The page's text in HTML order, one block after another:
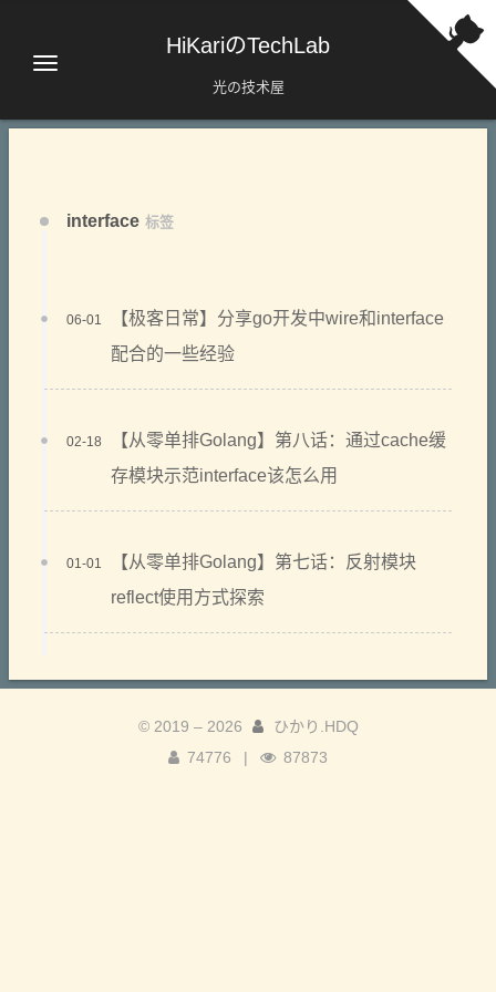
HiKariのTechLab
光の技术屋
interface 标签
【极客日常】分享go开发中wire和interface
配合的一些经验
06-01
【从零单排Golang】第八话：通过cache缓
存模块示范interface该怎么用
02-18
【从零单排Golang】第七话：反射模块
reflect使用方式探索
01-01
© 2019 – 2026
ひかり.HDQ
74776
| 87873